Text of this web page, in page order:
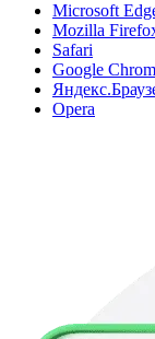
Microsoft
Mozilla
Safari
Google
Opera